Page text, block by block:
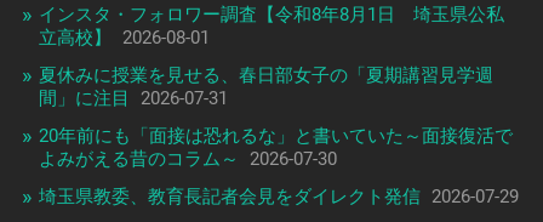
インスタ・フォロワー調査【令和8年8月1日 埼玉県公私
立高校】
2026-08-01
夏休みに授業を見せる、春日部女子の「夏期講習見学週
間」に注目
2026-07-31
20年前にも「面接は恐れるな」と書いていた～面接復活で
よみがえる昔のコラム～
2026-07-30
埼玉県教委、教育長記者会見をダイレクト発信 2026-07-29